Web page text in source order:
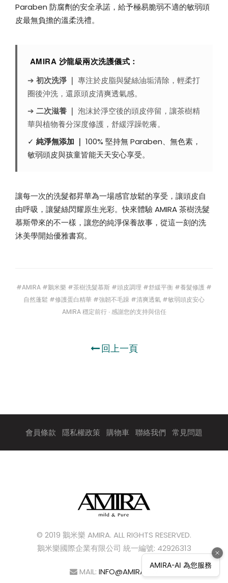
Paraben 防腐劑的安全承諾，給予極易脆弱不適的敏弱頭
皮最無負擔的溫柔洗禮。
AMIRA 沙龍級兩次洗護儀式：
➔ 初次洗淨 ｜ 專注於皮脂與髮絲油垢清除，輕柔打
圈後沖洗，還原頭皮清爽透氣感。
➔ 二次滋養 ｜ 泡沫於淨空後的頭皮停留，讓茶樹精
華與植物養分深度修護，舒緩浮躁乾癢。
✓ 純淨無添加 ｜ 100% 堅持無 Paraben、無色素，
敏弱頭皮與孩童皆能天天安心享受。
讓每一次的洗髮都昇華為一場感官放鬆的享受，讓頭皮自
由呼吸，讓髮絲閃耀原生光彩。快來體驗 AMIRA 茶樹洗髮
慕斯帶來的不一樣，讓您的純淨保養故事，從這一刻的洗
沐美學開始優雅書寫。
#AMIRA #鵝米樂 #茶樹洗髮慕斯 #頭皮調理 #舒緩平衡 #養髮修護 #
自然蓬鬆 #修護蛋白精華 #強韌不毛躁 #清爽透氣 #敏弱頭皮安心
AMIRA 穩定前行 ∙ 感謝您的支持與信任
回上一頁
會員條款 隱私權政策 購物車 聯絡我們 常見問題
© 2019 鵝米樂 AMIRA. ALL RIGHTS RESERVED.
鵝米樂國際企業有限公司 統一編號: 42926313
MAIL: INFO@AMIRA.TW